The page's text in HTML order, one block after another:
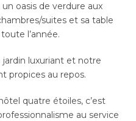
un oasis de verdure aux
suites et sa table
l’année.
luxuriant et notre
propices au repos.
quatre étoiles, c’est
au service